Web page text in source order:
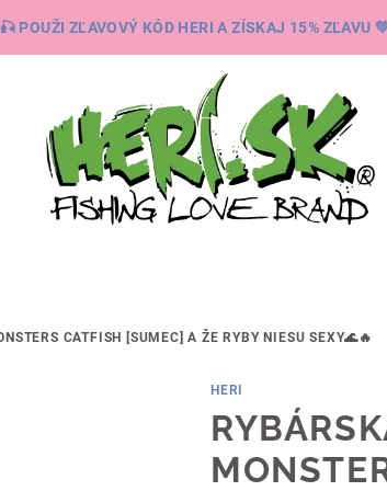
🎣 POUŽI ZĽAVOVÝ KÓD HERI A ZÍSKAJ 15% ZĽAVU
CATFISH [SUMEC]A ŽE RYBY NIESU SEXY🌊🔥
HERI